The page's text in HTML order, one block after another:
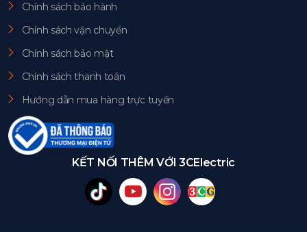
Chính sách bảo hành
Chính sách vận chuyển
Chính sách bảo mật
Chính sách thanh toán
Hướng dẫn mua hàng trực tuyến
KẾT NỐI THÊM VỚI 3CElectric